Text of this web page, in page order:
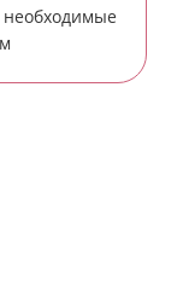
необходимые